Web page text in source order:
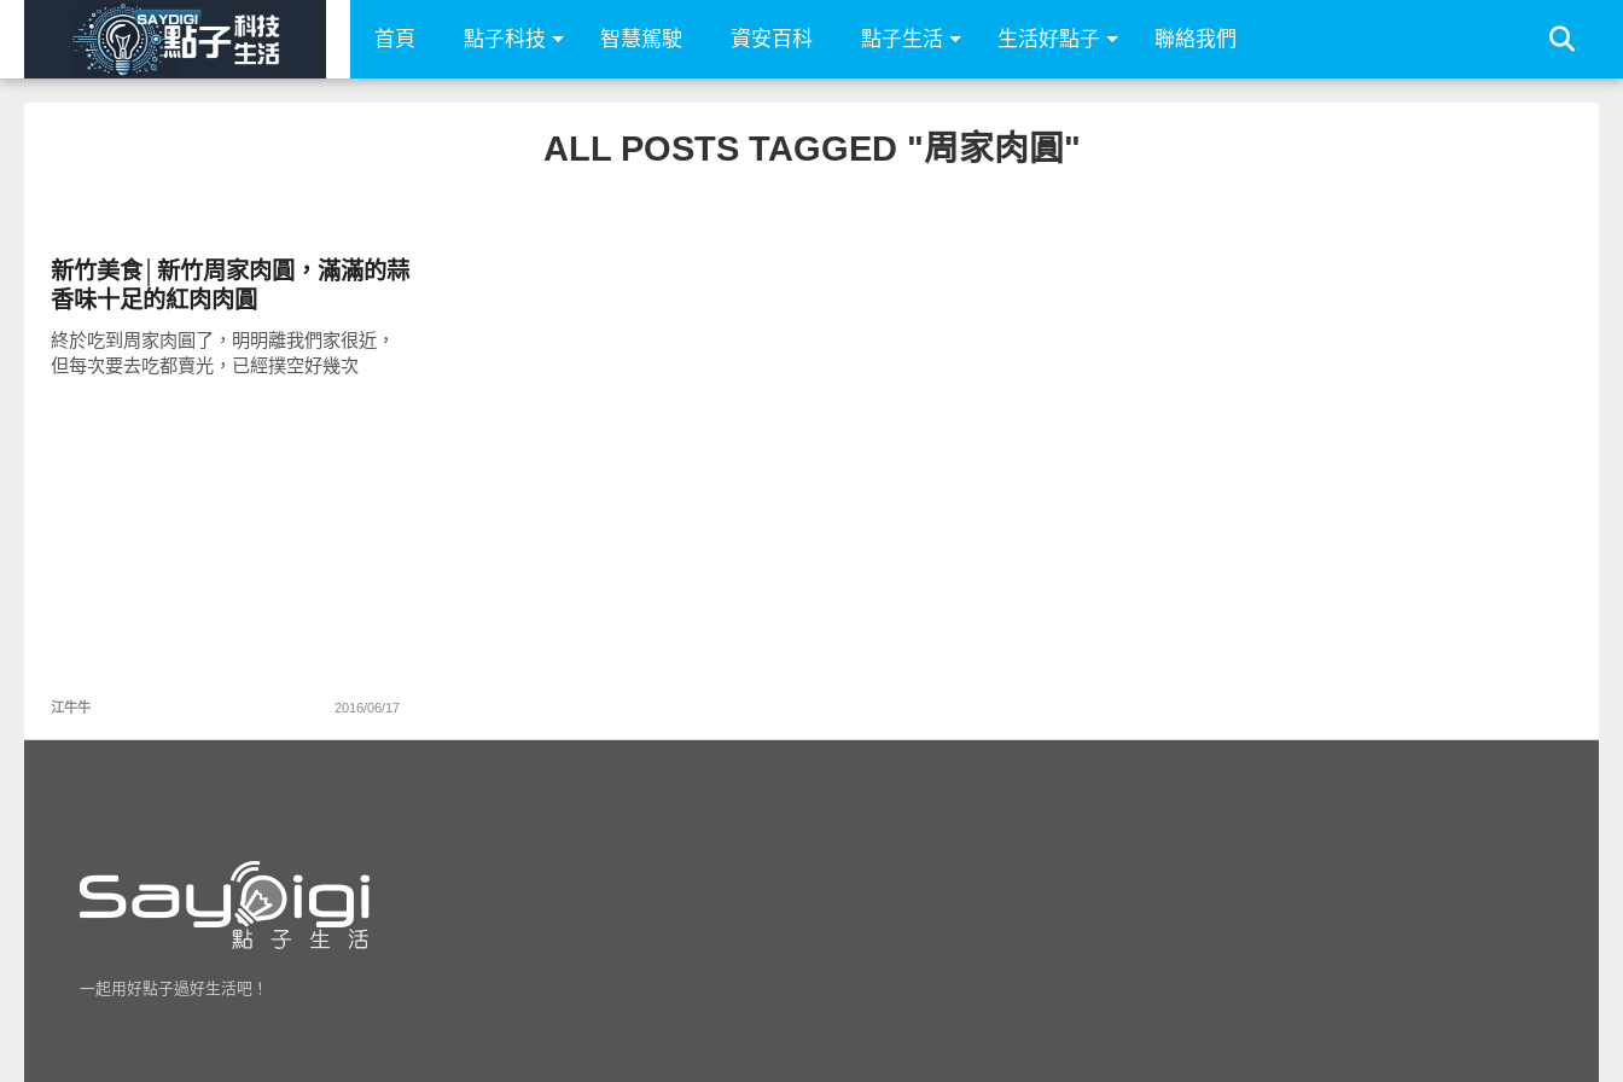
首頁 點子科技 智慧駕駛 資安百科 點子生活 生活好點子 聯絡我們
ALL POSTS TAGGED "周家肉圓"
新竹美食│新竹周家肉圓，滿滿的蒜
香味十足的紅肉肉圓
終於吃到周家肉圓了，明明離我們家很近，
但每次要去吃都賣光，已經撲空好幾次
江牛牛 2016/06/17
一起用好點子過好生活吧！